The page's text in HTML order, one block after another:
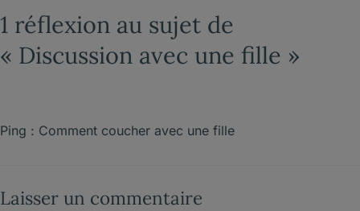
1 réflexion au sujet de
« Discussion avec une fille »
Ping : Comment coucher avec une fille
Laisser un commentaire